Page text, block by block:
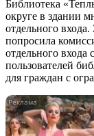
Библиотека
округе в здании
отдельного
попросила
отдельного входа
пользователей
для граждан с